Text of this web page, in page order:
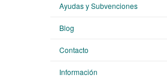
Ayudas y Subvenciones
Blog
Contacto
Información